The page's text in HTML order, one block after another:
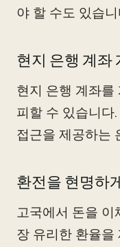
야 할 수도 있습
현지 은행 계좌
현지 은행 계좌를
피할 수 있습니다
접근을 제공하는
환전을 현명하
고국에서 돈을 이
장 유리한 환율을